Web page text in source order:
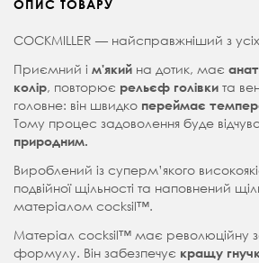
ОПИС ТОВАРУ
COCKMILLER — найсправжніший з
Приємний і м'який на дотик, має
колір, повторює рельєф голівки та
головне: він швидко переймає
Тому процес задоволення буде
природним.
Вироблений із суперм’якого
подвійної щільності та наповнений
матеріалом cocksil™.
Матеріал cocksil™ має революційну
формулу. Він забезпечує кращу